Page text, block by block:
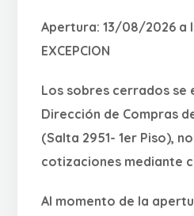
Apertura: 13/08/2026 a
EXCEPCION
Los sobres cerrados se
Dirección de Compras
(Salta 2951- 1er Piso),
cotizaciones mediante
Al momento de la